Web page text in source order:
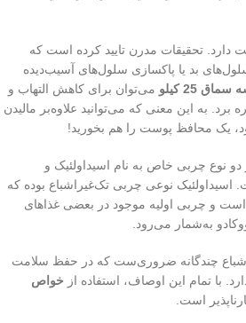
تحقیقات مدرن تایید کرده است که
بد یا پاکسازی سلول‌های آسیب‌دیده
25 کیلو
می‌توان برای کاهش التهاب و
برد. به این معنی که می‌توانید علاوه‌بر مالیدن
یک محافظ پوست را هم بخورید!
نوع چربی خاص به نام اسیداولئیک و
اسیداولئیک نوعی چربی تک‌غیراشباع بوده که
و چربی اولیه موجود در بعضی غذاهای
به‌شمار می‌رود.
چندگانه ضروری‌ست که در حفظ سلامت
تمام این اوصاف، استفاده از خواص
است.